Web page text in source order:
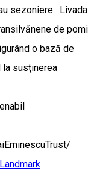
sezoniere. Livada
de pomi
o bază de
susţinerea
Landmark